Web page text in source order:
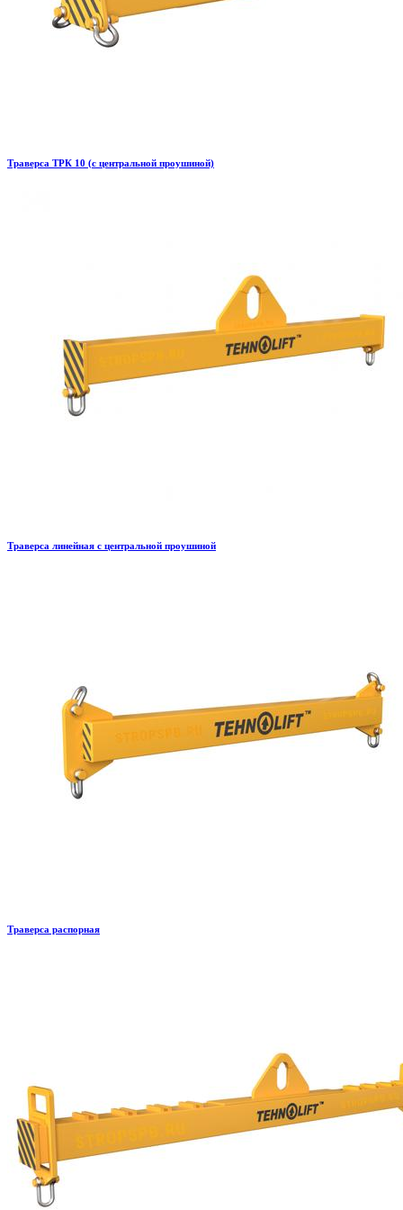
Траверса ТРК 10 (с центральной проушиной)
Траверса линейная с центральной проушиной
Траверса распорная